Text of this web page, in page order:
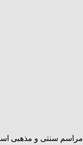
سنتی و مذهبی